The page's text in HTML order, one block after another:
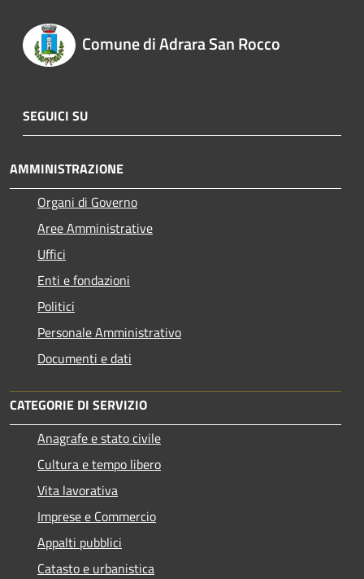
Comune di Adrara San Rocco
SEGUICI SU
AMMINISTRAZIONE
Organi di Governo
Aree Amministrative
Uffici
Enti e fondazioni
Politici
Personale Amministrativo
Documenti e dati
CATEGORIE DI SERVIZIO
Anagrafe e stato civile
Cultura e tempo libero
Vita lavorativa
Imprese e Commercio
Appalti pubblici
Catasto e urbanistica